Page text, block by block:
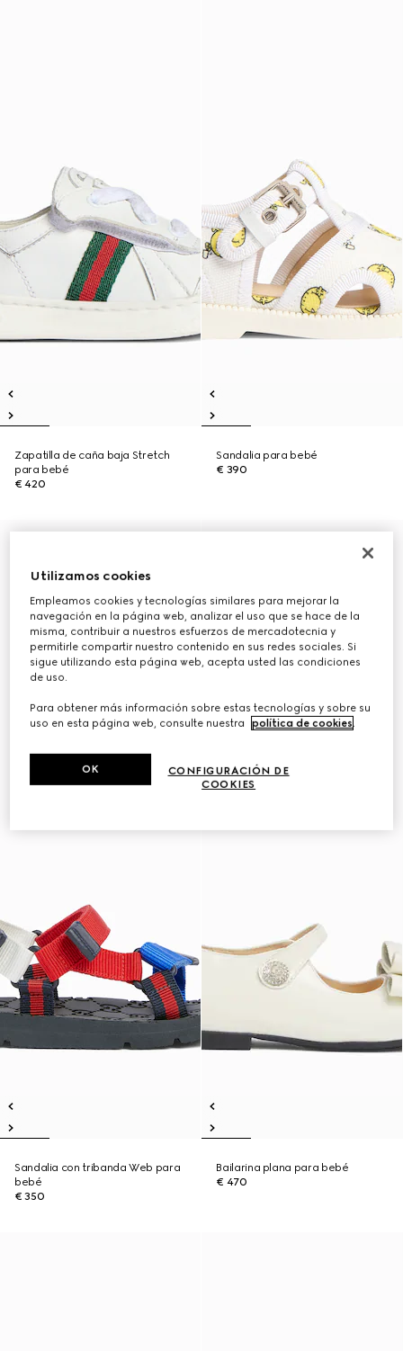
Zapatilla de caña baja Stretch
para bebé
€ 420
Sandalia para bebé
€ 390
Sandalia con tribanda Web para
bebé
€ 350
Bailarina plana para bebé
€ 470
Utilizamos cookies
Empleamos cookies y tecnologías similares para mejorar la
navegación en la página web, analizar el uso que se hace de la
misma, contribuir a nuestros esfuerzos de mercadotecnia y
permitirle compartir nuestro contenido en sus redes sociales. Si
sigue utilizando esta página web, acepta usted las condiciones
de uso.
Para obtener más información sobre estas tecnologías y sobre su
uso en esta página web, consulte nuestra
política de cookies.
CONFIGURACIÓN DE
COOKIES
OK